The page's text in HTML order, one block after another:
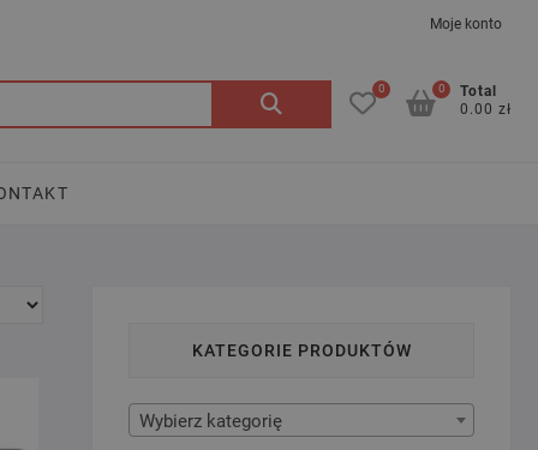
Moje konto
Szukaj: 0
Total
0.00 zł
0
KATEGORIE PRODUKTÓW
Wybierz kategorię